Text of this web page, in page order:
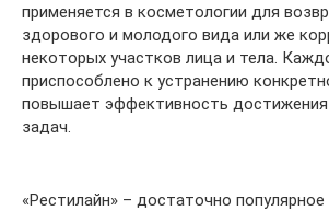
применяется в косметологии для
здорового и молодого вида или же
некоторых участков лица и тела.
приспособлено к устранению
повышает эффективность
задач.
«Рестилайн» – достаточно